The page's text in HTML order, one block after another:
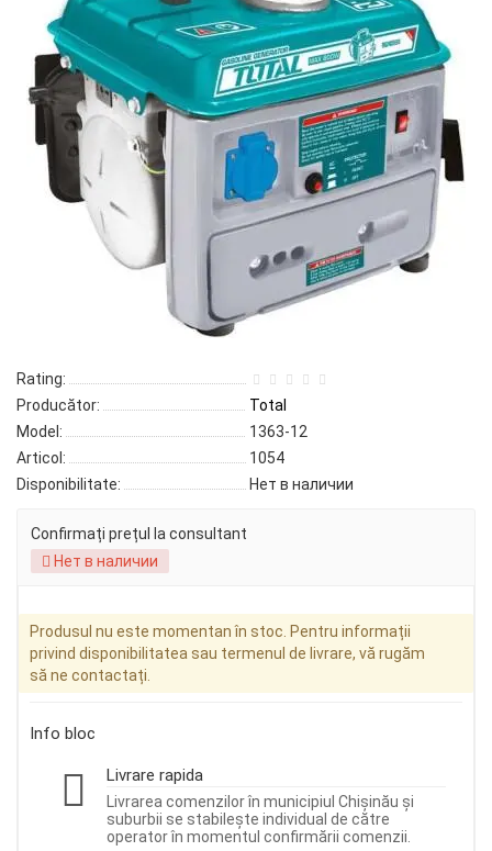
Rating:
Producător:
Total
Model:
1363-12
Articol:
1054
Disponibilitate:
Нет в наличии
Confirmați prețul la consultant
Нет в наличии
Produsul nu este momentan în stoc. Pentru informații
privind disponibilitatea sau termenul de livrare, vă rugăm
să ne contactați.
Info bloc
Livrare rapida
Livrarea comenzilor în municipiul Chișinău și
suburbii se stabilește individual de către
operator în momentul confirmării comenzii.